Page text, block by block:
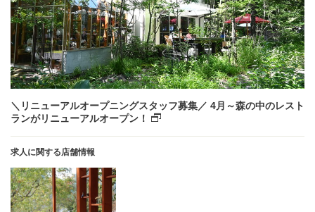
＼リニューアルオープニングスタッフ募集／ 4月～森の中のレスト
ランがリニューアルオープン！
求人に関する店舗情報